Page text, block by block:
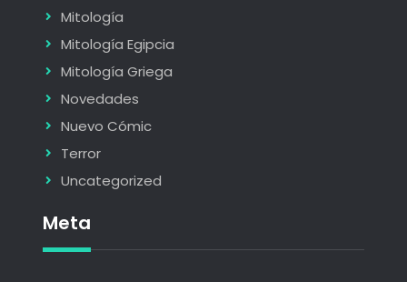
Mitología
Mitología Egipcia
Mitología Griega
Novedades
Nuevo Cómic
Terror
Uncategorized
Meta